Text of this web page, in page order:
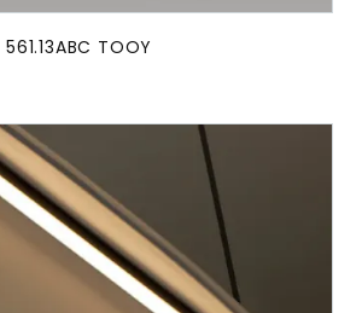
TOOY